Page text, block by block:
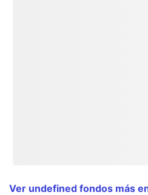
Ver undefined fondos más